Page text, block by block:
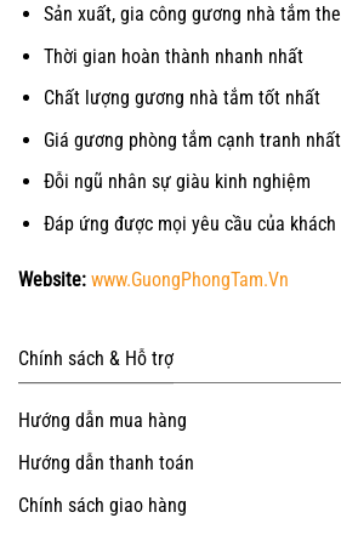
Sản xuất, gia công gương nhà tắm
Thời gian hoàn thành nhanh nhất
Chất lượng gương nhà tắm tốt nhất
Giá gương phòng tắm cạnh tranh nhất
Đỗi ngũ nhân sự giàu kinh nghiệm
Đáp ứng được mọi yêu cầu của khách
Website: www.GuongPhongTam.Vn
Chính sách & Hỗ trợ
Hướng dẫn mua hàng
Hướng dẫn thanh toán
Chính sách giao hàng